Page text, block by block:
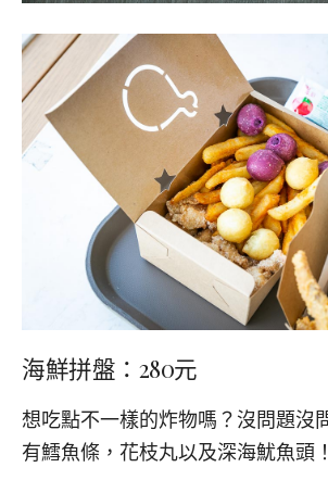
海鮮拼盤：280元
想吃點不一樣的炸物嗎？沒問題沒
有鱈魚條，花枝丸以及深海魷魚頭！